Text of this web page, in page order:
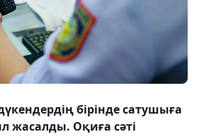
бірінде сатушыға
жасалды. Оқиға сәті